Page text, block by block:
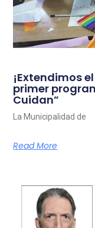
¡Extendimos
primer
Cuidan”
La Municipalidad de
Read More